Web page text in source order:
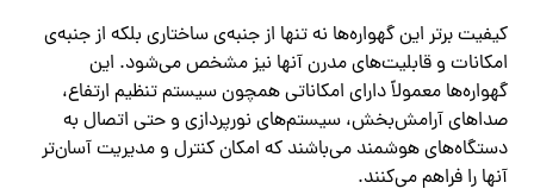
کیفیت برتر این گهواره‌ها نه تنها از جنبه‌ی ساختاری بلکه از جنبه‌ی
امکانات و قابلیت‌های مدرن آنها نیز مشخص می‌شود. این
گهواره‌ها معمولاً دارای امکاناتی همچون سیستم تنظیم ارتفاع،
صداهای آرامش‌بخش، سیستم‌های نورپردازی و حتی اتصال به
دستگاه‌های هوشمند می‌باشند که امکان کنترل و مدیریت آسان‌تر
آنها را فراهم می‌کنند.